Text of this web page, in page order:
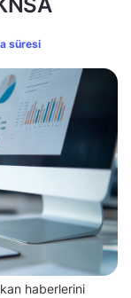
süresi
haberlerini